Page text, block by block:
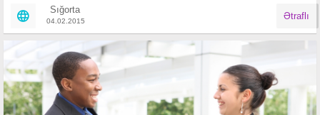
Sığorta
04.02.2015 Ətraflı